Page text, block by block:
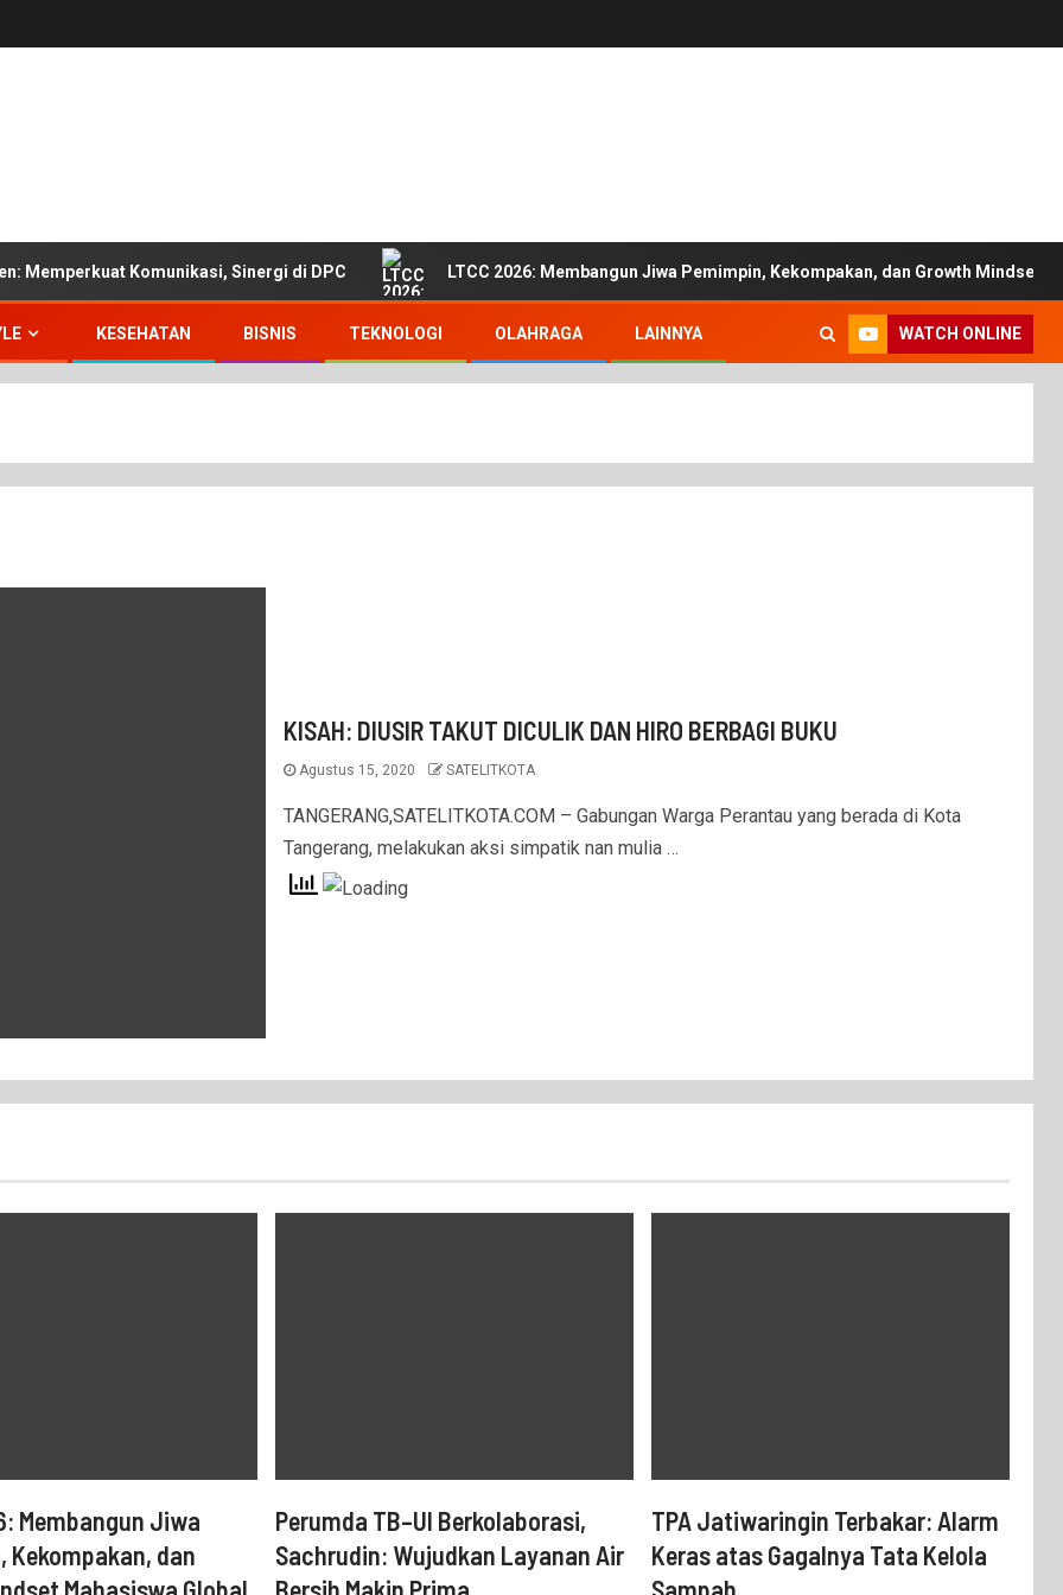
Memperkuat Komunikasi, Sinergi di DPC LTCC 2026: Membangun Jiwa Pemimpin, Kekompakan, dan Growth Mindset
KESEHATAN BISNIS TEKNOLOGI OLAHRAGA LAINNYA WATCH ONLINE
KISAH: DIUSIR TAKUT DICULIK DAN HIRO BERBAGI BUKU
Agustus 15, 2020 SATELITKOTA
TANGERANG,SATELITKOTA.COM – Gabungan Warga Perantau yang berada di Kota
Tangerang, melakukan aksi simpatik nan mulia …
Membangun Jiwa
Kekompakan, dan
Perumda TB–UI Berkolaborasi,
Sachrudin: Wujudkan Layanan Air
TPA Jatiwaringin Terbakar: Alarm
Keras atas Gagalnya Tata Kelola